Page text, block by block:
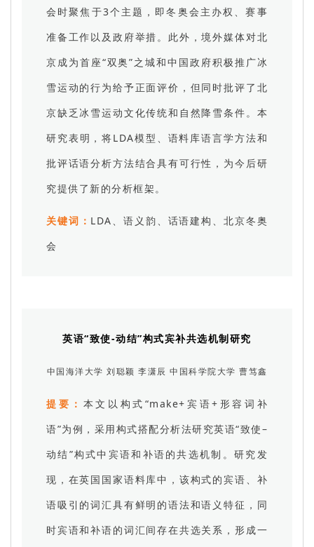
会时聚焦于3个主题，即冬奥会主办权、赛事
准备工作以及政府举措。此外，境外媒体对北
京成为首座“双奥”之城和中国政府积极推广冰
雪运动的行为给予正面评价，但同时批评了北
京缺乏冰雪运动文化传统和自然降雪条件。本
研究表明，将LDA模型、语料库语言学方法和
批评话语分析方法结合具有可行性，为今后研
究提供了新的分析框架。
关键词： LDA、语义韵、话语建构、北京冬奥
会
英语“致使-动结”构式宾补共选机制研究
中国海洋大学 刘聪颖 李潇辰 中国科学院大学 曹笃鑫
提要： 本文以构式“make+宾语+形容词补
语”为例，采用构式搭配分析法研究英语“致使–
动结”构式中宾语和补语的共选机制。研究发
现，在英国国家语料库中，该构式的宾语、补
语吸引的词汇具有鲜明的语法和语义特征，同
时宾语和补语的词汇间存在共选关系，形成一